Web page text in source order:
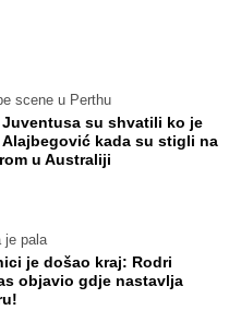
scene u Perthu
Juventusa su shvatili ko je
Alajbegović kada su stigli na
u Australiji
je pala
je došao kraj: Rodri
objavio gdje nastavlja